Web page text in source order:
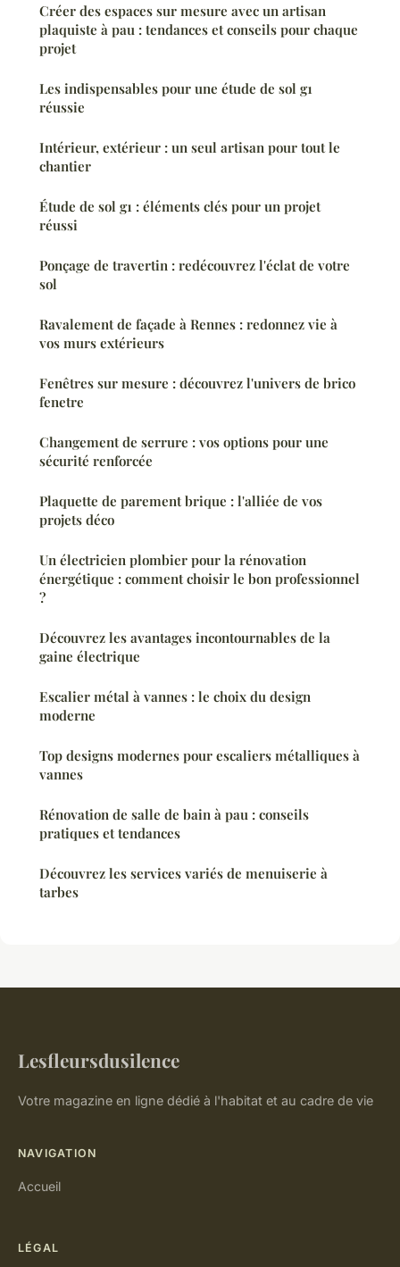
Créer des espaces sur mesure avec un artisan
plaquiste à pau : tendances et conseils pour chaque
projet
Les indispensables pour une étude de sol g1
réussie
Intérieur, extérieur : un seul artisan pour tout le
chantier
Étude de sol g1 : éléments clés pour un projet
réussi
Ponçage de travertin : redécouvrez l'éclat de votre
sol
Ravalement de façade à Rennes : redonnez vie à
vos murs extérieurs
Fenêtres sur mesure : découvrez l'univers de brico
fenetre
Changement de serrure : vos options pour une
sécurité renforcée
Plaquette de parement brique : l'alliée de vos
projets déco
Un électricien plombier pour la rénovation
énergétique : comment choisir le bon professionnel
?
Découvrez les avantages incontournables de la
gaine électrique
Escalier métal à vannes : le choix du design
moderne
Top designs modernes pour escaliers métalliques à
vannes
Rénovation de salle de bain à pau : conseils
pratiques et tendances
Découvrez les services variés de menuiserie à
tarbes
Lesfleursdusilence
Votre magazine en ligne dédié à l'habitat et au cadre de vie
NAVIGATION
Accueil
LÉGAL